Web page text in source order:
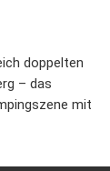
doppelten
– das
mit